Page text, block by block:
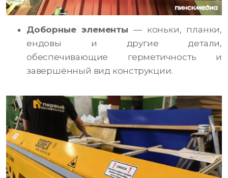
Доборные элементы — коньки, планки,
ендовы и другие детали,
обеспечивающие герметичность и
завершённый вид конструкции.